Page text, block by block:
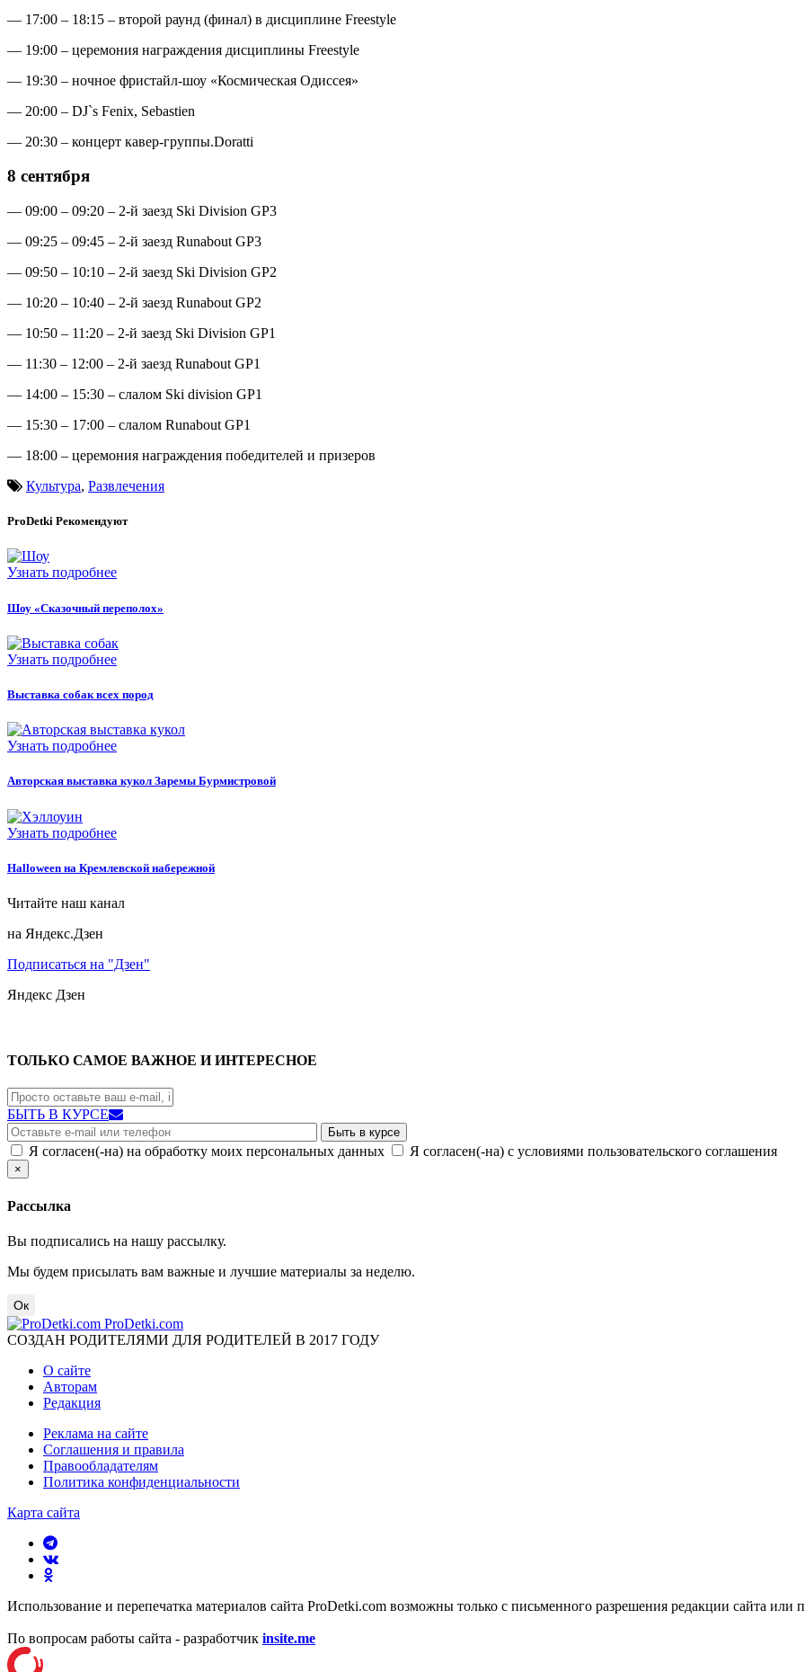
— 17:00 – 18:15 – второй раунд (финал) в дисциплине Freestyle
— 19:00 – церемония награждения дисциплины Freestyle
— 19:30 – ночное фристайл-шоу «Космическая Одиссея»
— 20:00 – DJ`s Fenix, Sebastien
— 20:30 – концерт кавер-группы.Doratti
8 сентября
— 09:00 – 09:20 – 2-й заезд Ski Division GP3
— 09:25 – 09:45 – 2-й заезд Runabout GP3
— 09:50 – 10:10 – 2-й заезд Ski Division GP2
— 10:20 – 10:40 – 2-й заезд Runabout GP2
— 10:50 – 11:20 – 2-й заезд Ski Division GP1
— 11:30 – 12:00 – 2-й заезд Runabout GP1
— 14:00 – 15:30 – слалом Ski division GP1
— 15:30 – 17:00 – слалом Runabout GP1
— 18:00 – церемония награждения победителей и призеров
Культура, Развлечения
ProDetki Рекомендуют
Узнать подробнее
Шоу «Сказочный переполох»
Узнать подробнее
Выставка собак всех пород
Узнать подробнее
Авторская выставка кукол Заремы Бурмистровой
Узнать подробнее
Halloween на Кремлевской набережной
Читайте наш канал
на Яндекс.Дзен
Подписаться на "Дзен"
Яндекс Дзен
ТОЛЬКО САМОЕ ВАЖНОЕ И ИНТЕРЕСНОЕ
БЫТЬ В КУРСЕ
Я согласен(-на) на обработку моих персональных данных Я согласен(-на) с условиями пользовательского соглашения
×
Рассылка
Вы подписались на нашу рассылку.
Мы будем присылать вам важные и лучшие материалы за неделю.
Ок
ProDetki.com
СОЗДАН РОДИТЕЛЯМИ ДЛЯ РОДИТЕЛЕЙ В 2017 ГОДУ
О сайте
Авторам
Редакция
Реклама на сайте
Соглашения и правила
Правообладателям
Политика конфиденциальности
Карта сайта
Использование и перепечатка материалов сайта ProDetki.com возможны только с письменного разрешения редакции сайта
По вопросам работы сайта - разработчик insite.me